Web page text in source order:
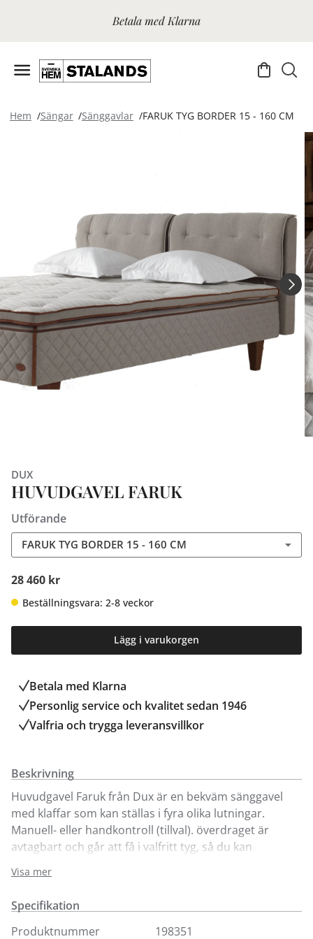
Betala med Klarna
Hem Sängar Sänggavlar FARUK TYG BORDER 15 - 160 CM
DUX
HUVUDGAVEL FARUK
Utförande
FARUK TYG BORDER 15 - 160 CM
28 460 kr
Beställningsvara: 2-8 veckor
Lägg i varukorgen
Betala med Klarna
Personlig service och kvalitet sedan 1946
Valfria och trygga leveransvillkor
Beskrivning
Huvudgavel Faruk från Dux är en bekväm sänggavel
med klaffar som kan ställas i fyra olika lutningar.
Manuell- eller handkontroll (tillval). överdraget är
avtagbart och går att få i valfritt tyg, så du kan
Höjd 80–93 cm beroende på sängmodell. Faruk finns i
fler storlekar, färger och tyger, för att se hela utbudet
besök våra butiker. Ingår i priset:Manuell kontroll för
lutning i fyra lägenHål för montering av
Visa mer
Specifikation
Produktnummer
198351